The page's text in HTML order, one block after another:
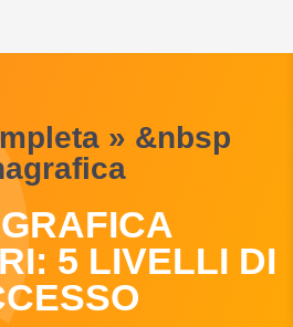
» &nbsp
5 LIVELLI DI